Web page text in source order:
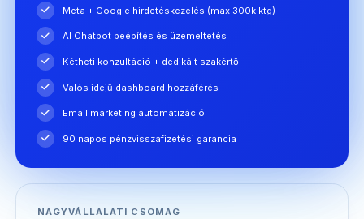
Meta + Google hirdetéskezelés (max 300k ktg)
AI Chatbot beépítés és üzemeltetés
Kétheti konzultáció + dedikált szakértő
Valós idejű dashboard hozzáférés
Email marketing automatizáció
90 napos pénzvisszafizetési garancia
NAGYVÁLLALATI CSOMAG